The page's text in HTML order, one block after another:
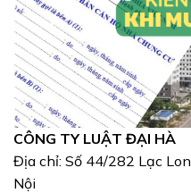
CÔNG TY LUẬT ĐẠI HÀ
Địa chỉ: Số 44/282 Lạc
Nội